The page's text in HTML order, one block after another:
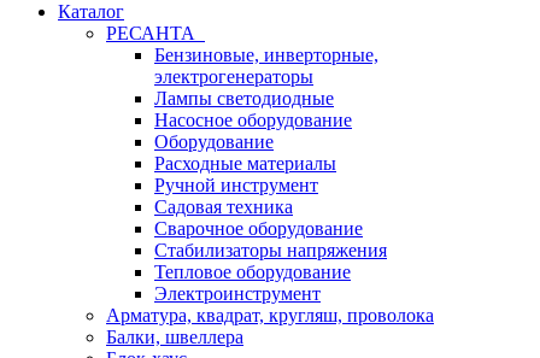
Каталог
РЕСАНТА
Бензиновые, инверторные,
электрогенераторы
Лампы светодиодные
Насосное оборудование
Оборудование
Расходные материалы
Ручной инструмент
Садовая техника
Сварочное оборудование
Стабилизаторы напряжения
Тепловое оборудование
Электроинструмент
Арматура, квадрат, кругляш, проволока
Балки, швеллера